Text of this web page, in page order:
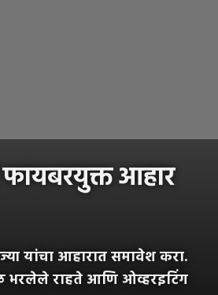
फायबरयुक्त आहार
यांचा आहारात समावेश करा.
भरलेले राहते आणि ओव्हरइटिंग